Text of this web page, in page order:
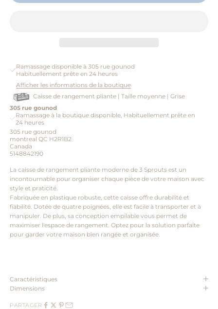
Ramassage disponible à 305 rue gounod
Habituellement prête en 24 heures
Afficher les informations de la boutique
Caisse de rangement pliante | Taille moyenne | Grise
305 rue gounod
Ramassage à la boutique disponible, Habituellement prête en
24 heures
305 rue gounod
montreal QC H2R1B2
Canada
5148842190
La caisse de rangement pliante moderne de 3 Sprouts est un
incontournable pour organiser chaque pièce de votre maison avec
style et praticité.
Fabriquée en plastique robuste, cette caisse offre durabilité et
fiabilité. Dotée de quatre poignées, elle est facile à transporter et à
manipuler. De plus, sa conception empilable vous permet de
maximiser l'espace de rangement. Optez pour la solution parfaite
pour garder votre maison bien rangée et organisée.
Caractéristiques
Dimensions
PARTAGER